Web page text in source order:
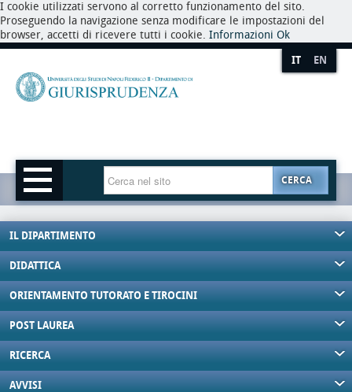
I cookie utilizzati servono al corretto funzionamento del sito.
Proseguendo la navigazione senza modificare le impostazioni del
browser, accetti di ricevere tutti i cookie. Informazioni Ok
IT EN
CERCA
IL DIPARTIMENTO
DIDATTICA
ORIENTAMENTO TUTORATO E TIROCINI
POST LAUREA
RICERCA
AVVISI